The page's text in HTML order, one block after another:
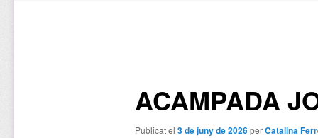
ACAMPADA
Publicat el 3 de juny de 2026perCatalina